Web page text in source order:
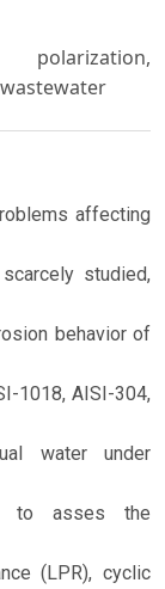
affecting
studied,
behavior of
1018, AISI-304,
water under
to asses the
(LPR), cyclic